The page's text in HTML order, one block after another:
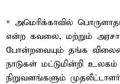
* அமெரிக்காவில்
என்ற கவலை, மற்றும்
போன்றவையும் தங்க
நாடுகள் மட்டுமின்றி
நிறுவனங்களும்